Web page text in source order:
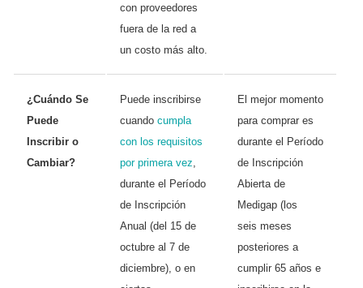
con proveedores
fuera de la red a
un costo más alto.
¿Cuándo Se
Puede
Inscribir o
Cambiar?
Puede inscribirse
cuando cumpla
con los requisitos
por primera vez
durante el Período
de Inscripción
Anual (del 15 de
octubre al 7 de
diciembre), o en
El mejor momento
para comprar es
durante el Período
de Inscripción
Abierta de
Medigap (los
seis meses
posteriores a
cumplir 65 años e